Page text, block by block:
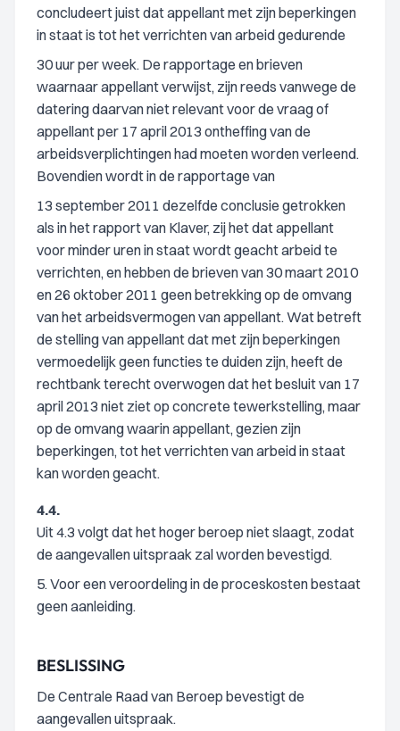
concludeert juist dat appellant met zijn beperkingen
in staat is tot het verrichten van arbeid gedurende
30 uur per week. De rapportage en brieven
waarnaar appellant verwijst, zijn reeds vanwege de
datering daarvan niet relevant voor de vraag of
appellant per 17 april 2013 ontheffing van de
arbeidsverplichtingen had moeten worden verleend.
Bovendien wordt in de rapportage van
13 september 2011 dezelfde conclusie getrokken
als in het rapport van Klaver, zij het dat appellant
voor minder uren in staat wordt geacht arbeid te
verrichten, en hebben de brieven van 30 maart 2010
en 26 oktober 2011 geen betrekking op de omvang
van het arbeidsvermogen van appellant. Wat betreft
de stelling van appellant dat met zijn beperkingen
vermoedelijk geen functies te duiden zijn, heeft de
rechtbank terecht overwogen dat het besluit van 17
april 2013 niet ziet op concrete tewerkstelling, maar
op de omvang waarin appellant, gezien zijn
beperkingen, tot het verrichten van arbeid in staat
kan worden geacht.
4.4.
Uit 4.3 volgt dat het hoger beroep niet slaagt, zodat
de aangevallen uitspraak zal worden bevestigd.
5. Voor een veroordeling in de proceskosten bestaat
geen aanleiding.
BESLISSING
De Centrale Raad van Beroep bevestigt de
aangevallen uitspraak.